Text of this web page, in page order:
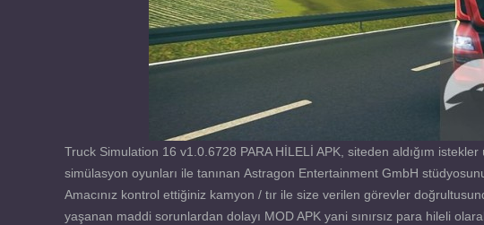
Truck Simulation 16 v1.0.6728 PARA HİLELİ APK, siteden aldığım istekler
simülasyon oyunları ile tanınan Astragon Entertainment GmbH
Amacınız kontrol ettiğiniz kamyon / tır ile size verilen görevler
yaşanan maddi sorunlardan dolayı MOD APK yani sınırsız para hileli